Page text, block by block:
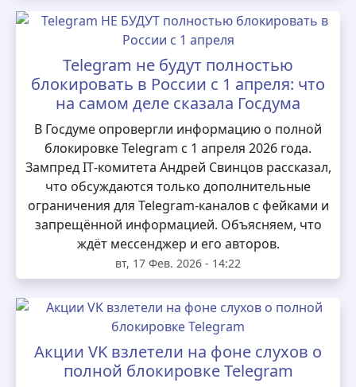
Telegram не будут полностью
блокировать в России с 1 апреля: что
на самом деле сказала Госдума
В Госдуме опровергли информацию о полной
блокировке Telegram с 1 апреля 2026 года.
Зампред IT‑комитета Андрей Свинцов рассказал,
что обсуждаются только дополнительные
ограничения для Telegram‑каналов с фейками и
запрещённой информацией. Объясняем, что
ждёт мессенджер и его авторов.
вт, 17 Фев. 2026 - 14:22
Акции VK взлетели на фоне слухов о
полной блокировке Telegram